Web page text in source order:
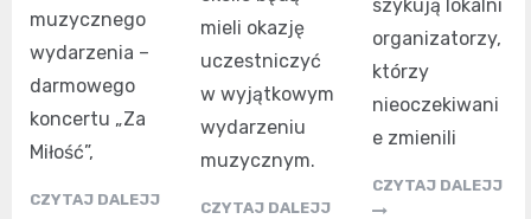
muzycznego
wydarzenia –
darmowego
koncertu „Za
Miłość”,
CZYTAJ DALEJJ
mieli okazję
uczestniczyć
w wyjątkowym
wydarzeniu
muzycznym.
CZYTAJ DALEJJ
szykują lokalni
organizatorzy,
którzy
nieoczekiwani
e zmienili
CZYTAJ DALEJJ